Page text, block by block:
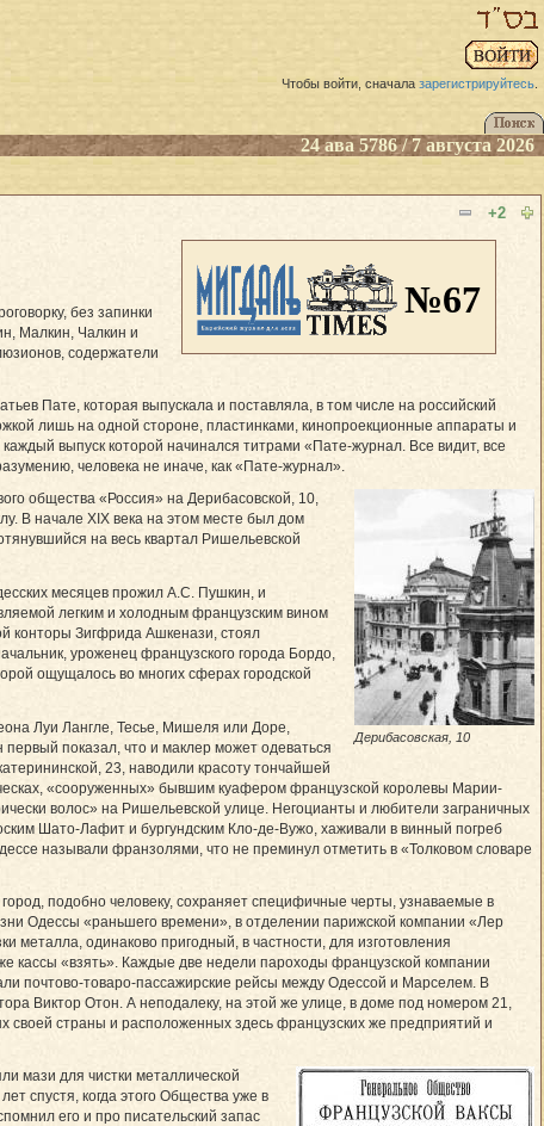
Чтобы войти, сначала зарегистрируйтесь.
24 ава 5786 / 7 августа 2026
+2
№67
без запинки
Малкин, Чалкин и
содержатели
Пате, которая выпускала и поставляла, в том числе на российский
лишь на одной стороне, пластинками, кинопроекционные аппараты и
выпуск которой начинался титрами «Пате-журнал. Все видит, все
человека не иначе, как «Пате-журнал».
Дерибасовская, 10
общества «Россия» на Дерибасовской, 10,
В начале XIX века на этом месте был дом
на весь квартал Ришельевской
месяцев прожил А.С. Пушкин, и
легким и холодным французским вином
конторы Зигфрида Ашкенази, стоял
уроженец французского города Бордо,
ощущалось во многих сферах городской
Луи Лангле, Тесье, Мишеля или Доре,
показал, что и маклер может одеваться
23, наводили красоту тончайшей
«сооруженных» бывшим куафером французской королевы Марии-
волос» на Ришельевской улице. Негоцианты и любители заграничных
Шато-Лафит и бургундским Кло-де-Вужо, хаживали в винный погреб
называли франзолями, что не преминул отметить в «Толковом словаре
подобно человеку, сохраняет специфичные черты, узнаваемые в
Одессы «раньшего времени», в отделении парижской компании «Лер
металла, одинаково пригодный, в частности, для изготовления
кассы «взять». Каждые две недели пароходы французской компании
почтово-товаро-пассажирские рейсы между Одессой и Марселем. В
Виктор Отон. А неподалеку, на этой же улице, в доме под номером 21,
страны и расположенных здесь французских же предприятий и
мази для чистки металлической
спустя, когда этого Общества уже в
его и про писательский запас